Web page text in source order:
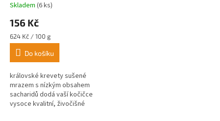
Skladem (6 ks)
156 Kč
Měrná
cena:
624 Kč / 100 g
Do košíku
královské krevety sušené
mrazem s nízkým obsahem
sacharidů dodá vaší kočičce
vysoce kvalitní, živočišné